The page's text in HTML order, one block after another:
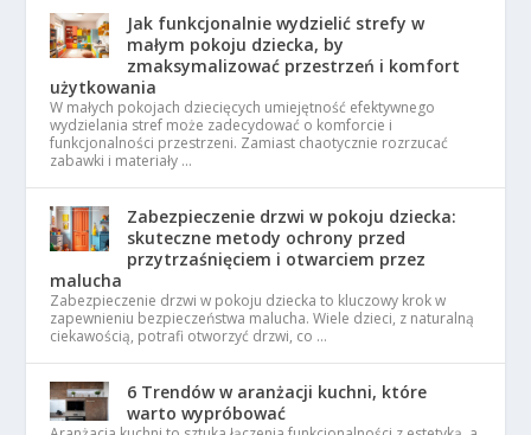
Jak funkcjonalnie wydzielić strefy w
małym pokoju dziecka, by
zmaksymalizować przestrzeń i komfort
użytkowania
W małych pokojach dziecięcych umiejętność efektywnego
wydzielania stref może zadecydować o komforcie i
funkcjonalności przestrzeni. Zamiast chaotycznie rozrzucać
zabawki i materiały …
Zabezpieczenie drzwi w pokoju dziecka:
skuteczne metody ochrony przed
przytrzaśnięciem i otwarciem przez
malucha
Zabezpieczenie drzwi w pokoju dziecka to kluczowy krok w
zapewnieniu bezpieczeństwa malucha. Wiele dzieci, z naturalną
ciekawością, potrafi otworzyć drzwi, co …
6 Trendów w aranżacji kuchni, które
warto wypróbować